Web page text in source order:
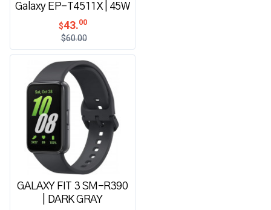
Galaxy EP-T4511X | 45W
$43.00
$60.00
GALAXY FIT 3 SM-R390
| DARK GRAY